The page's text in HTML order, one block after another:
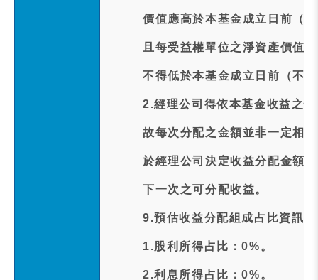
價值應高於本基金成立日前（
且每受益權單位之淨資產價值
不得低於本基金成立日前（不
2.經理公司得依本基金收益之
故每次分配之金額並非一定相
於經理公司決定收益分配金額
下一次之可分配收益。
9.預估收益分配組成占比資訊:
1.股利所得占比：0%。
2.利息所得占比：0%。